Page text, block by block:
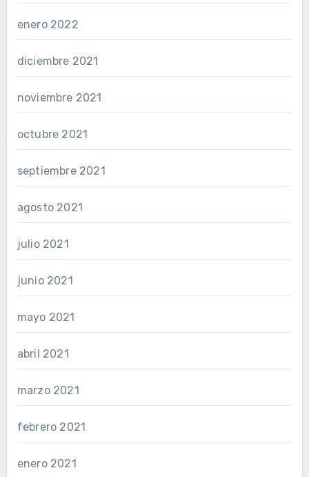
enero 2022
diciembre 2021
noviembre 2021
octubre 2021
septiembre 2021
agosto 2021
julio 2021
junio 2021
mayo 2021
abril 2021
marzo 2021
febrero 2021
enero 2021